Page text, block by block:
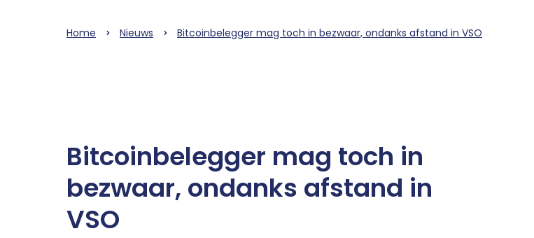
Home Nieuws Bitcoinbelegger mag toch in bezwaar, ondanks afstand in VSO
Bitcoinbelegger mag toch in
bezwaar, ondanks afstand in
VSO